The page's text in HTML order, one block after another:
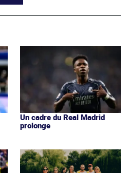
Un cadre du Real Madrid
prolonge